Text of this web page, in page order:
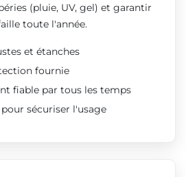
(pluie, UV, gel) et garantir
toute l'année.
et étanches
fournie
fiable par tous les temps
sécuriser l'usage